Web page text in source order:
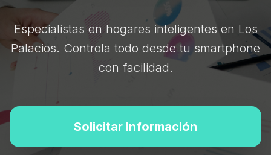
Especialistas en hogares inteligentes en Los
Palacios. Controla todo desde tu smartphone
con facilidad.
Solicitar Información